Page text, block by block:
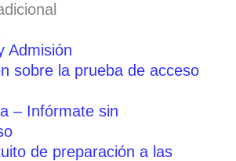
Admisión
sobre la prueba de acceso
– Infórmate sin
de preparación a las